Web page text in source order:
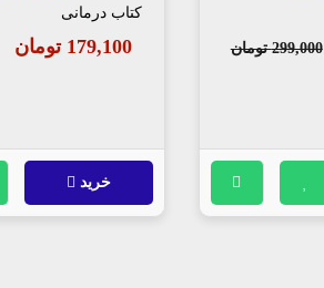
299,000 تومان
کتاب درمانی
179,100 تومان
خرید